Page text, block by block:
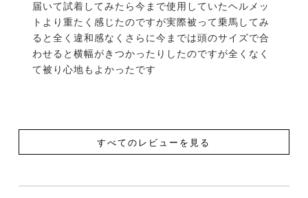
届いて試着してみたら今まで使用していたヘルメッ
トより重たく感じたのですが実際被って乗馬してみ
ると全く違和感なくさらに今までは頭のサイズで合
わせると横幅がきつかったりしたのですが全くなく
て被り心地もよかったです
すべてのレビューを見る